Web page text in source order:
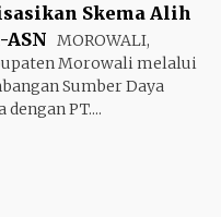
Skema Alih
ASN MOROWALI,
Morowali melalui
Sumber Daya
PT....